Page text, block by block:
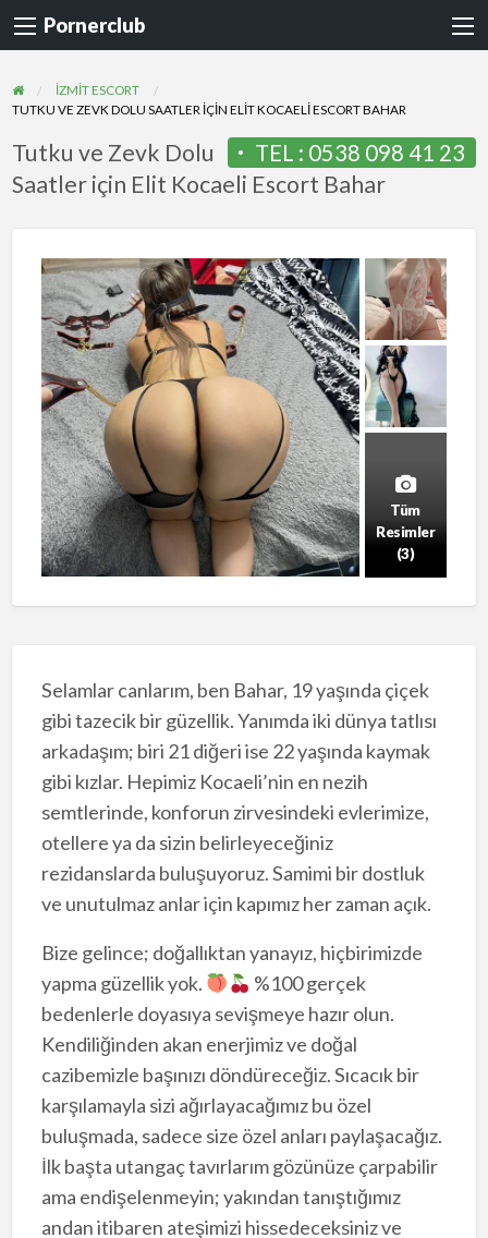
Pornerclub
İZMIT ESCORT
TUTKU VE ZEVK DOLU SAATLER IÇIN ELIT KOCAELI ESCORT BAHAR
TEL : 0538 098 41 23
Tutku ve Zevk Dolu
Saatler için Elit Kocaeli Escort Bahar
Tüm
Resimler
(3)
Selamlar canlarım, ben Bahar, 19 yaşında çiçek
gibi tazecik bir güzellik. Yanımda iki dünya tatlısı
arkadaşım; biri 21 diğeri ise 22 yaşında kaymak
gibi kızlar. Hepimiz Kocaeli’nin en nezih
semtlerinde, konforun zirvesindeki evlerimize,
otellere ya da sizin belirleyeceğiniz
rezidanslarda buluşuyoruz. Samimi bir dostluk
ve unutulmaz anlar için kapımız her zaman açık.
Bize gelince; doğallıktan yanayız, hiçbirimizde
yapma güzellik yok.
%100 gerçek
bedenlerle doyasıya sevişmeye hazır olun.
Kendiliğinden akan enerjimiz ve doğal
cazibemizle başınızı döndüreceğiz. Sıcacık bir
karşılamayla sizi ağırlayacağımız bu özel
buluşmada, sadece size özel anları paylaşacağız.
İlk başta utangaç tavırlarım gözünüze çarpabilir
ama endişelenmeyin; yakından tanıştığımız
andan itibaren ateşimizi hissedeceksiniz ve